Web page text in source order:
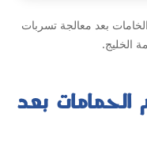
بعد معالجة تسربات
الخليج.
بعد